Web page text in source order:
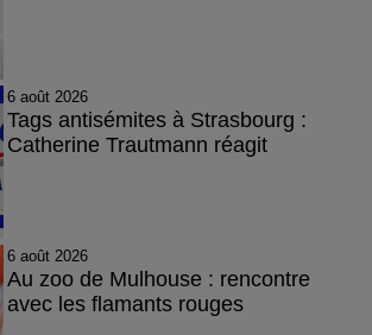
6 août 2026
Tags antisémites à Strasbourg :
Catherine Trautmann réagit
6 août 2026
Au zoo de Mulhouse : rencontre
avec les flamants rouges